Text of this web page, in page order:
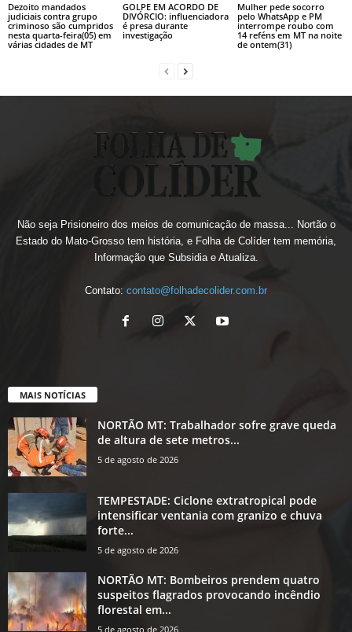
Dezoito mandados
judiciais contra grupo
criminoso são cumpridos
nesta quarta-feira(05) em
várias cidades de MT
GOLPE EM ACORDO DE
DIVÓRCIO: influenciadora
é presa durante
investigação
Mulher pede socorro
pelo WhatsApp e PM
interrompe roubo com
14 reféns em MT na noite
de ontem(31)
Não seja Prisioneiro dos meios de comunicação de massa... Nortão o
Estado do Mato-Grosso tem história, e Folha de Colíder tem memória,
Informação que Subsidia e Atualiza.
Contato: contato@folhadecolider.com.br
MAIS NOTÍCIAS
NORTÃO MT: Trabalhador sofre grave queda
de altura de sete metros...
5 de agosto de 2026
TEMPESTADE: Ciclone extratropical pode
intensificar ventania com granizo e chuva
forte...
5 de agosto de 2026
NORTÃO MT: Bombeiros prendem quatro
suspeitos flagrados provocando incêndio
florestal em...
5 de agosto de 2026